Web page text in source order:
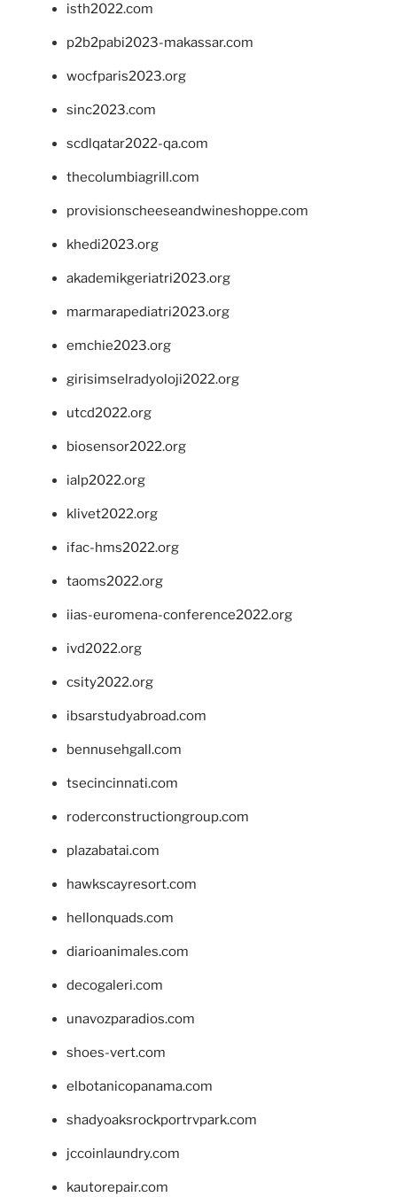
isth2022.com
p2b2pabi2023-makassar.com
wocfparis2023.org
sinc2023.com
scdlqatar2022-qa.com
thecolumbiagrill.com
provisionscheeseandwineshoppe.com
khedi2023.org
akademikgeriatri2023.org
marmarapediatri2023.org
emchie2023.org
girisimselradyoloji2022.org
utcd2022.org
biosensor2022.org
ialp2022.org
klivet2022.org
ifac-hms2022.org
taoms2022.org
iias-euromena-conference2022.org
ivd2022.org
csity2022.org
ibsarstudyabroad.com
bennusehgall.com
tsecincinnati.com
roderconstructiongroup.com
plazabatai.com
hawkscayresort.com
hellonquads.com
diarioanimales.com
decogaleri.com
unavozparadios.com
shoes-vert.com
elbotanicopanama.com
shadyoaksrockportrvpark.com
jccoinlaundry.com
kautorepair.com